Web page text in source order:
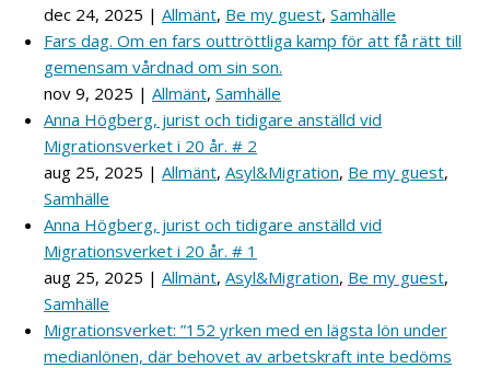
dec 24, 2025 | Allmänt, Be my guest, Samhälle
Fars dag. Om en fars outtröttliga kamp för att få rätt till
gemensam vårdnad om sin son.
nov 9, 2025 | Allmänt, Samhälle
Anna Högberg, jurist och tidigare anställd vid
Migrationsverket i 20 år. # 2
aug 25, 2025 | Allmänt, Asyl&Migration, Be my guest,
Samhälle
Anna Högberg, jurist och tidigare anställd vid
Migrationsverket i 20 år. # 1
aug 25, 2025 | Allmänt, Asyl&Migration, Be my guest,
Samhälle
Migrationsverket: ”152 yrken med en lägsta lön under
medianlönen, där behovet av arbetskraft inte bedöms